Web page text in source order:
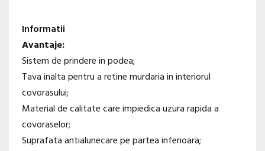
Informatii
Avantaje:
Sistem de prindere in podea;
Tava inalta pentru a retine murdaria in interiorul
covorasului;
Material de calitate care impiedica uzura rapida a
covoraselor;
Suprafata antialunecare pe partea inferioara;